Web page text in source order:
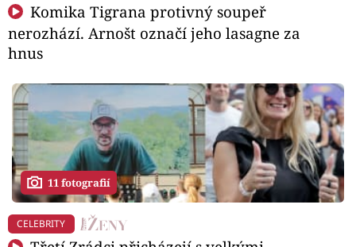
Komika Tigrana protivný soupeř
nerozhází. Arnošt označí jeho lasagne za
hnus
11 fotografií
CELEBRITY